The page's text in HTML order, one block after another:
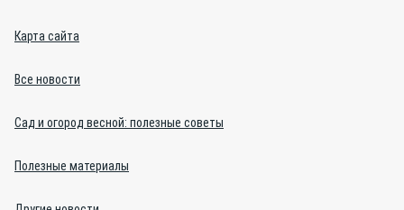
Карта сайта
Все новости
Сад и огород весной: полезные советы
Полезные материалы